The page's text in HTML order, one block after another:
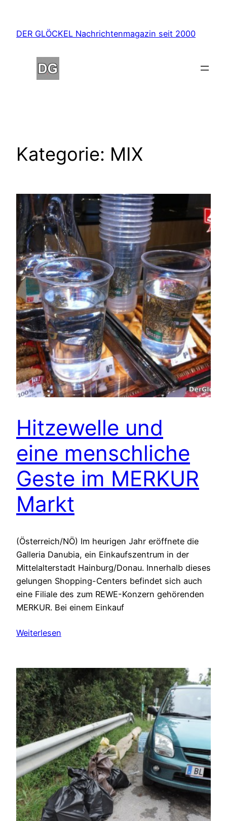
springen
DER GLÖCKEL Nachrichtenmagazin seit 2000
Kategorie: MIX
Hitzewelle und
eine menschliche
Geste im MERKUR
Markt
(Österreich/NÖ) Im heurigen Jahr eröffnete die
Galleria Danubia, ein Einkaufszentrum in der
Mittelalterstadt Hainburg/Donau. Innerhalb dieses
gelungen Shopping-Centers befindet sich auch
eine Filiale des zum REWE-Konzern gehörenden
MERKUR. Bei einem Einkauf
Weiterlesen